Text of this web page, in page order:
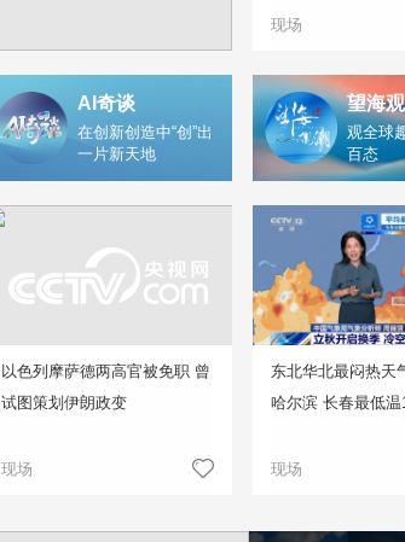
现场
AI奇谈
在创新创造中“创”出
一片新天地
望海
观全球
百态
以色列摩萨德两高官被免职 曾
试图策划伊朗政变
现场
东北华北最闷热天
哈尔滨 长春最低
现场